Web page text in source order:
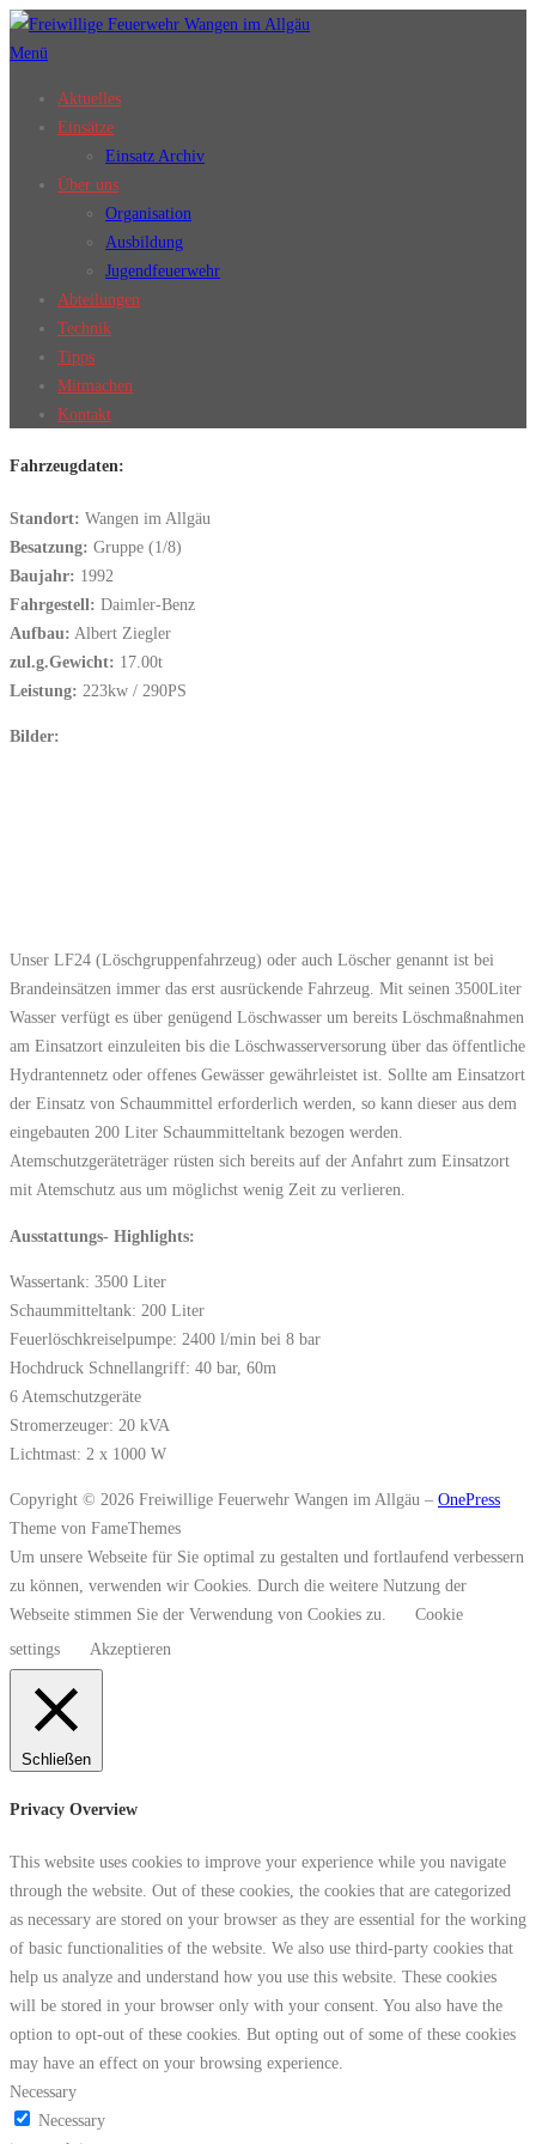
Zum
Inhalt
Menü
Aktuelles
Einsätze
Einsatz Archiv
Über uns
Organisation
Ausbildung
Jugendfeuerwehr
Abteilungen
Technik
Tipps
Mitmachen
Kontakt
Fahrzeugdaten:
Standort: Wangen im Allgäu
Besatzung: Gruppe (1/8)
Baujahr: 1992
Fahrgestell: Daimler-Benz
Aufbau: Albert Ziegler
zul.g.Gewicht: 17.00t
Leistung: 223kw / 290PS
Bilder:
Unser LF24 (Löschgruppenfahrzeug) oder auch Löscher genannt ist bei
Brandeinsätzen immer das erst ausrückende Fahrzeug. Mit seinen 3500Liter
Wasser verfügt es über genügend Löschwasser um bereits Löschmaßnahmen
am Einsatzort einzuleiten bis die Löschwasserversorung über das öffentliche
Hydrantennetz oder offenes Gewässer gewährleistet ist. Sollte am Einsatzort
der Einsatz von Schaummittel erforderlich werden, so kann dieser aus dem
eingebauten 200 Liter Schaummitteltank bezogen werden.
Atemschutzgeräteträger rüsten sich bereits auf der Anfahrt zum Einsatzort
mit Atemschutz aus um möglichst wenig Zeit zu verlieren.
Ausstattungs- Highlights:
Wassertank: 3500 Liter
Schaummitteltank: 200 Liter
Feuerlöschkreiselpumpe: 2400 l/min bei 8 bar
Hochdruck Schnellangriff: 40 bar, 60m
6 Atemschutzgeräte
Stromerzeuger: 20 kVA
Lichtmast: 2 x 1000 W
Copyright © 2026 Freiwillige Feuerwehr Wangen im Allgäu – OnePress
Theme von FameThemes
Um unsere Webseite für Sie optimal zu gestalten und fortlaufend verbessern
zu können, verwenden wir Cookies. Durch die weitere Nutzung der
Webseite stimmen Sie der Verwendung von Cookies zu.
Cookie
settings
Akzeptieren
Schließen
Privacy Overview
This website uses cookies to improve your experience while you navigate
through the website. Out of these cookies, the cookies that are categorized
as necessary are stored on your browser as they are essential for the working
of basic functionalities of the website. We also use third-party cookies that
help us analyze and understand how you use this website. These cookies
will be stored in your browser only with your consent. You also have the
option to opt-out of these cookies. But opting out of some of these cookies
may have an effect on your browsing experience.
Necessary
Necessary